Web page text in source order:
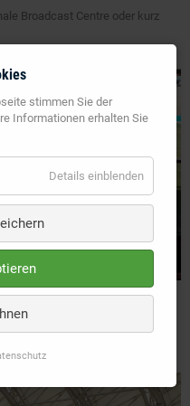
Broadcast Centre oder kurz
LWL Kabel
wir die zum Anschluss der
und Feldspleißboxen liefern.
stimmen Sie der
Informationen erhalten Sie
Details einblenden